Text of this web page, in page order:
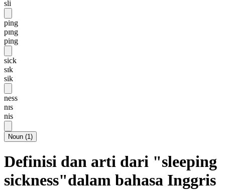
sli
ping
pɪng
ping
sick
sɪk
sik
ness
nɪs
nis
Noun (1)
Definisi dan arti dari "sleeping
sickness"dalam bahasa Inggris